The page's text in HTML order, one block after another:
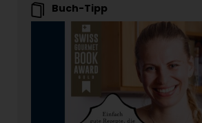
Buch-Tipp